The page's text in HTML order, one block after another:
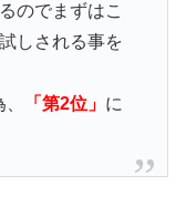
のでまずはこ
しされる事を
「第2位」 に